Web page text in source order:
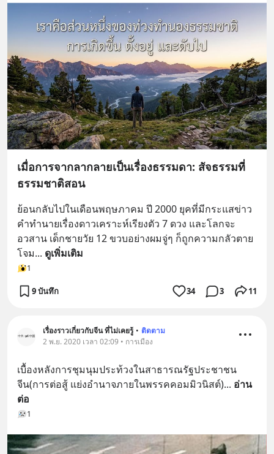
เมื่อการจากลากลายเป็นเรื่องธรรมดา: สัจธรรมที่
ธรรมชาติสอน
ย้อนกลับไปในเดือนพฤษภาคม ปี 2000 ยุคที่มีกระแสข่าว
คำทำนายเรื่องดาวเคราะห์เรียงตัว 7 ดวง และโลกจะ
อวสาน เด็กชายวัย 12 ขวบอย่างผมจู่ๆ ก็ถูกความกลัวตาย
โจม... ดูเพิ่มเติม
1
9 บันทึก 34 3 11
เรื่องราวเกี่ยวกับจีน ที่ไม่เคยรู้ • ติดตาม
2 พ.ย. 2020 เวลา 02:09 • การเมือง
เบื้องหลังการชุมนุมประท้วงในสาธารณรัฐประชาชน
จีน(การต่อสู้ แย่งอำนาจภายในพรรคคอมมิวนิสต์)... อ่าน
ต่อ
1